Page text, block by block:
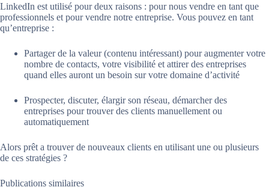
LinkedIn est utilisé pour deux raisons : pour nous vendre en tant que
professionnels et pour vendre notre entreprise. Vous pouvez en tant
qu’entreprise :
Partager de la valeur (contenu intéressant) pour augmenter votre
nombre de contacts, votre visibilité et attirer des entreprises
quand elles auront un besoin sur votre domaine d’activité
Prospecter, discuter, élargir son réseau, démarcher des
entreprises pour trouver des clients manuellement ou
automatiquement
Alors prêt a trouver de nouveaux clients en utilisant une ou plusieurs
de ces stratégies ?
Publications similaires